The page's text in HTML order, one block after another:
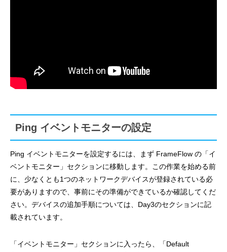
Ping イベントモニターの設定
Ping イベントモニターを設定するには、まず FrameFlow の「イ
ベントモニター」セクションに移動します。この作業を始める前
に、少なくとも1つのネットワークデバイスが登録されている必
要がありますので、事前にその準備ができているか確認してくだ
さい。デバイスの追加手順については、Day3のセクションに記
載されています。
「イベントモニター」セクションに入ったら、「Default